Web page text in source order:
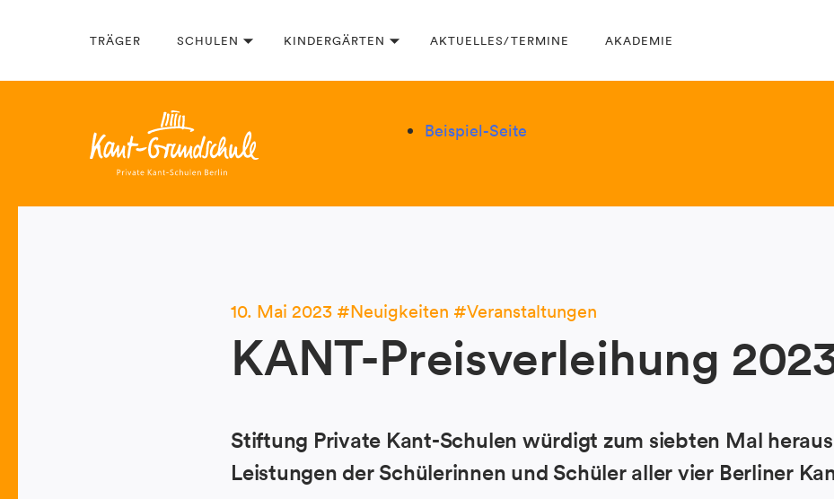
TRÄGER SCHULEN KINDERGÄRTEN AKTUELLES/TERMINE AKADEMIE
Beispiel-Seite
10. Mai 2023 Neuigkeiten Veranstaltungen
KANT-Preisverleihung
Stiftung Private Kant-Schulen würdigt zum siebten Mal
Leistungen der Schülerinnen und Schüler aller vier Berliner